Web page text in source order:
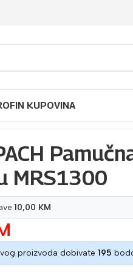
KUPOVINA
MRS1300
10,00 KM
proizvoda dobivate 195